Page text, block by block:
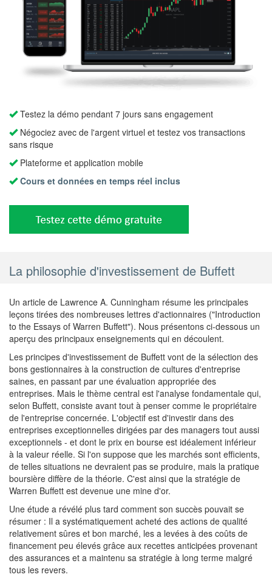
Testez la démo pendant 7 jours sans engagement
Négociez avec de l'argent virtuel et testez vos transactions
sans risque
Plateforme et application mobile
Cours et données en temps réel inclus
La philosophie d'investissement de Buffett
Un article de Lawrence A. Cunningham résume les principales
leçons tirées des nombreuses lettres d'actionnaires ("Introduction
to the Essays of Warren Buffett"). Nous présentons ci-dessous un
aperçu des principaux enseignements qui en découlent.
Les principes d'investissement de Buffett vont de la sélection des
bons gestionnaires à la construction de cultures d'entreprise
saines, en passant par une évaluation appropriée des
entreprises. Mais le thème central est l'analyse fondamentale qui,
selon Buffett, consiste avant tout à penser comme le propriétaire
de l'entreprise concernée. L'objectif est d'investir dans des
entreprises exceptionnelles dirigées par des managers tout aussi
exceptionnels - et dont le prix en bourse est idéalement inférieur
à la valeur réelle. Si l'on suppose que les marchés sont efficients,
de telles situations ne devraient pas se produire, mais la pratique
boursière diffère de la théorie. C'est ainsi que la stratégie de
Warren Buffett est devenue une mine d'or.
Une étude a révélé plus tard comment son succès pouvait se
résumer : Il a systématiquement acheté des actions de qualité
relativement sûres et bon marché, les a levées à des coûts de
financement peu élevés grâce aux recettes anticipées provenant
des assurances et a maintenu sa stratégie à long terme malgré
tous les revers.